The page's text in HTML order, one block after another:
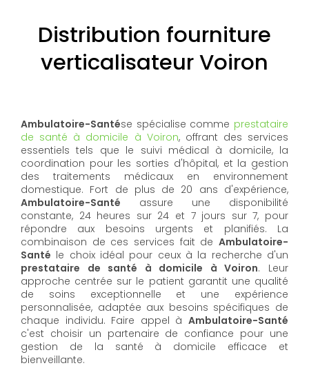
Distribution fourniture
verticalisateur Voiron
Ambulatoire-Santése spécialise comme prestataire
de santé à domicile à Voiron, offrant des services
essentiels tels que le suivi médical à domicile, la
coordination pour les sorties d'hôpital, et la gestion
des traitements médicaux en environnement
domestique. Fort de plus de 20 ans d'expérience,
Ambulatoire-Santé assure une disponibilité
constante, 24 heures sur 24 et 7 jours sur 7, pour
répondre aux besoins urgents et planifiés. La
combinaison de ces services fait de Ambulatoire-
Santé le choix idéal pour ceux à la recherche d'un
prestataire de santé à domicile à Voiron. Leur
approche centrée sur le patient garantit une qualité
de soins exceptionnelle et une expérience
personnalisée, adaptée aux besoins spécifiques de
chaque individu. Faire appel à Ambulatoire-Santé
c'est choisir un partenaire de confiance pour une
gestion de la santé à domicile efficace et
bienveillante.